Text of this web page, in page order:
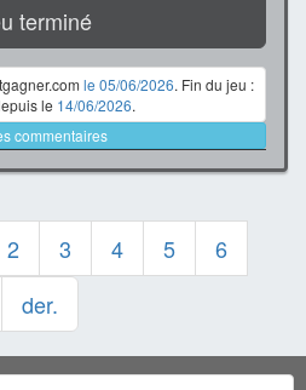
terminé
le 05/06/2026. Fin du jeu :
le 14/06/2026.
commentaires
2 3 4 5
6
der.